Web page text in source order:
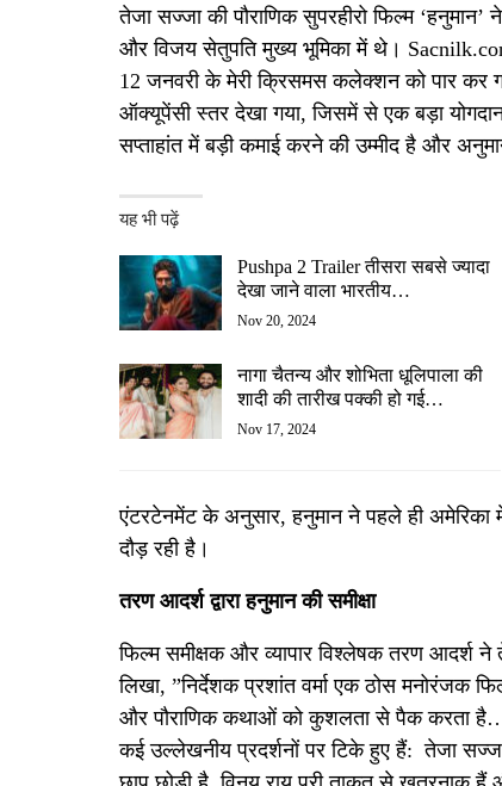
तेजा सज्जा की पौराणिक सुपरहीरो फिल्म
और विजय सेतुपति मुख्य भूमिका में थे।
12 जनवरी के मेरी क्रिसमस कलेक्शन को पार
ऑक्यूपेंसी स्तर देखा गया, जिसमें से एक बड़ा
सप्ताहांत में बड़ी कमाई करने की उम्मीद है और
यह भी पढ़ें
Pushpa 2 Trailer तीसरा सबसे ज्यादा
देखा जाने वाला भारतीय…
Nov 20, 2024
नागा चैतन्य और शोभिता धूलिपाला की
शादी की तारीख पक्की हो गई…
Nov 17, 2024
एंटरटेनमेंट के अनुसार, हनुमान ने पहले ही
दौड़ रही है।
तरण आदर्श द्वारा हनुमान की समीक्षा
फिल्म समीक्षक और व्यापार विश्लेषक तरण आदर्श ने
लिखा, ”निर्देशक प्रशांत वर्मा एक ठोस मनोरंजक
और पौराणिक कथाओं को कुशलता से पैक करता
कई उल्लेखनीय प्रदर्शनों पर टिके हुए हैं: तेजा सज्जा